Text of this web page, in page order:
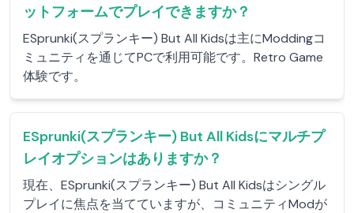
ットフォームでプレイできますか？
ESprunki(スプランキー) But All Kidsは主にModdingコ
ミュニティを通じてPCで利用可能です。Retro Game
体験です。
ESprunki(スプランキー) But All Kidsにマルチプ
レイオプションはありますか？
現在、ESprunki(スプランキー) But All Kidsはシングル
プレイに焦点を当てていますが、コミュニティModが